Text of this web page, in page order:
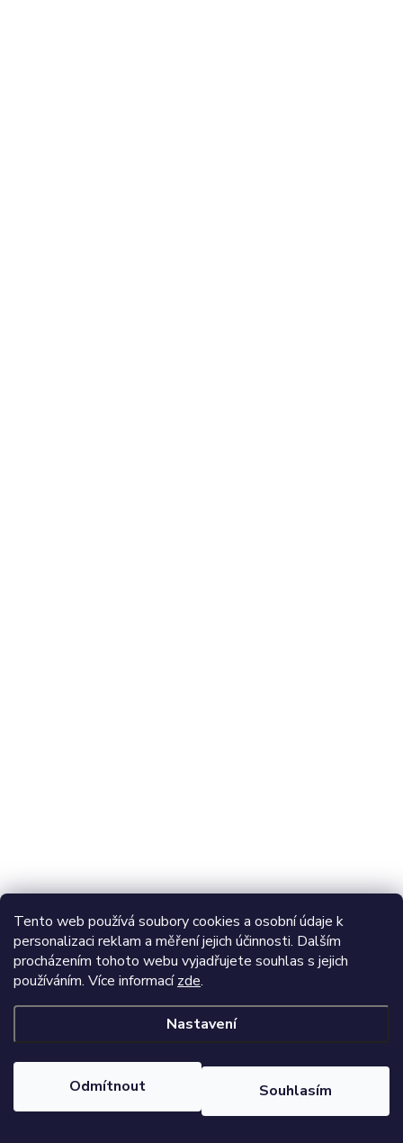
Tento web používá soubory cookies a osobní údaje k
personalizaci reklam a měření jejich účinnosti. Dalším
procházením tohoto webu vyjadřujete souhlas s jejich
používáním. Více informacízde.
Nastavení
Odmítnout Souhlasím